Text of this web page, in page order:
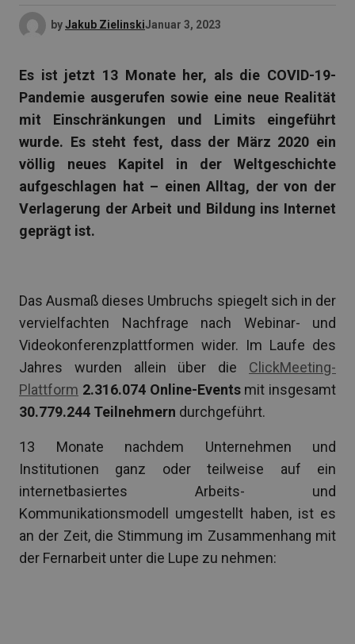
byJakub ZielinskiJanuar 3, 2023
Es ist jetzt 13 Monate her, als die COVID-19-
Pandemie ausgerufen sowie eine neue Realität
mit Einschränkungen und Limits eingeführt
wurde. Es steht fest, dass der März 2020 ein
völlig neues Kapitel in der Weltgeschichte
aufgeschlagen hat – einen Alltag, der von der
Verlagerung der Arbeit und Bildung ins Internet
geprägt ist.
Das Ausmaß dieses Umbruchs spiegelt sich in der
vervielfachten Nachfrage nach Webinar- und
Videokonferenzplattformen wider. Im Laufe des
Jahres wurden allein über die ClickMeeting-
Plattform 2.316.074 Online-Eventsmit insgesamt
30.779.244 Teilnehmern durchgeführt.
13 Monate nachdem Unternehmen und
Institutionen ganz oder teilweise auf ein
internetbasiertes Arbeits- und
Kommunikationsmodell umgestellt haben, ist es
an der Zeit, die Stimmung im Zusammenhang mit
der Fernarbeit unter die Lupe zu nehmen: